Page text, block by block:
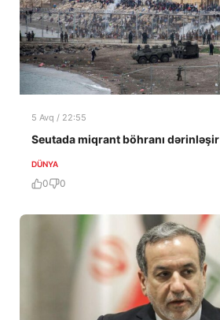
5 Avq / 22:55
Seutada miqrant böhranı dərinləşir
DÜNYA
0 0